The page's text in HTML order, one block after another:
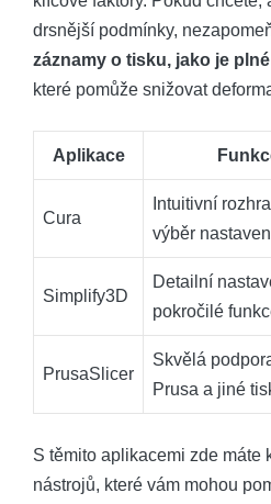
drsnější podmínky,
záznamy o tisku, jako je
které pomůže snižovat
Aplikace
Cura
Intuitivní
výběr
Simplify3D
Detailní
pokročilé
PrusaSlicer
Skvělá
Prusa a jiné
S těmito aplikacemi zde máte
nástrojů, které vám mohou